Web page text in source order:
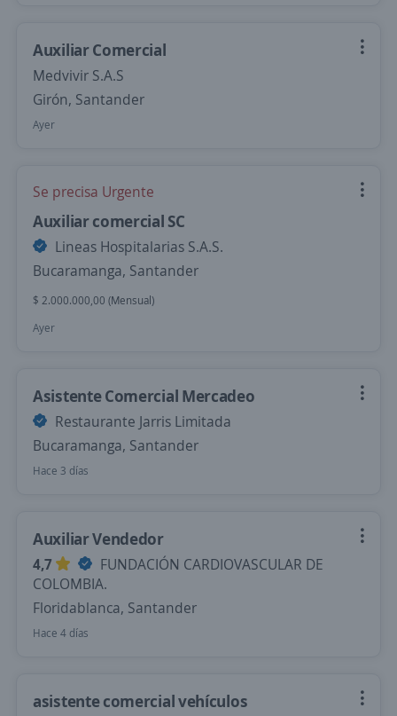
Auxiliar Comercial
Medvivir S.A.S
Girón, Santander
Ayer
Se precisa Urgente
Auxiliar comercial SC
Lineas Hospitalarias S.A.S.
Bucaramanga, Santander
$ 2.000.000,00 (Mensual)
Ayer
Asistente Comercial Mercadeo
Restaurante Jarris Limitada
Bucaramanga, Santander
Hace 3 días
Auxiliar Vendedor
4,7
FUNDACIÓN CARDIOVASCULAR DE
COLOMBIA.
Floridablanca, Santander
Hace 4 días
asistente comercial vehículos